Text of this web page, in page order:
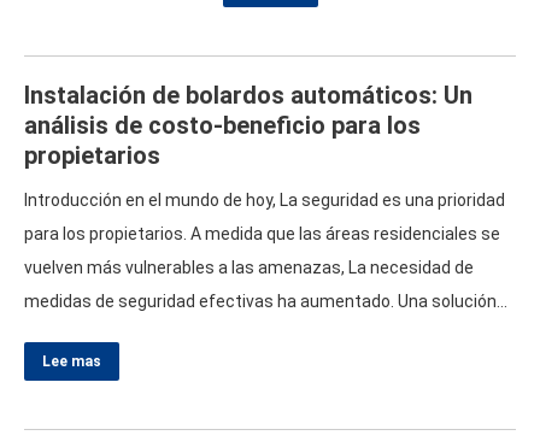
presencia en Secutech Vietnam
2025, presente sus últimas
innovaciones en seguridad perimetral
días, Celebrada en el Centro de la
Exposición y Convenciones de Saigon
(Seco)from August 14–16,…
Instalación de bolardos automáticos: Un
análisis de costo-beneficio para los
propietarios
Introducción en el mundo de hoy, La seguridad es una prioridad
para los propietarios. A medida que las áreas residenciales se
vuelven más vulnerables a las amenazas, La necesidad de
medidas de seguridad efectivas ha aumentado. Una solución
automáticos. Este artículo proporcionará un análisis integral de
tipos, incluyendo bolardos automáticos hidráulicos, bolardos
Lee mas